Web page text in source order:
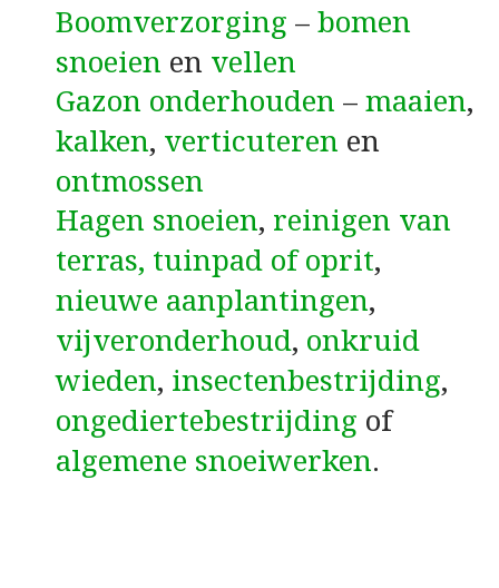
Boomverzorging –bomen
snoeien en vellen
Gazon onderhouden –maaien,
kalken, verticuteren en
ontmossen
Hagen snoeien, reinigen van
terras, tuinpad of oprit,
nieuwe aanplantingen,
vijveronderhoud, onkruid
wieden, insectenbestrijding,
ongediertebestrijding of
algemene snoeiwerken.